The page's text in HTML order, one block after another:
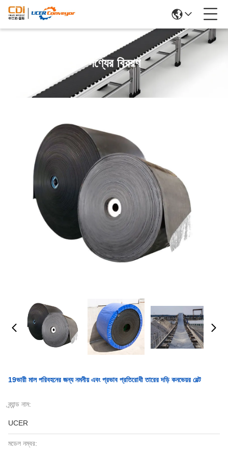
পণ্যের বিবরণ
19ভারী মাল পরিবহনের জন্য নমনীয় এবং প্রভাব প্রতিরোধী তারের দড়ি কনভেয়র বেল্ট
ব্র্যান্ড নাম:
UCER
মডেল নম্বর: